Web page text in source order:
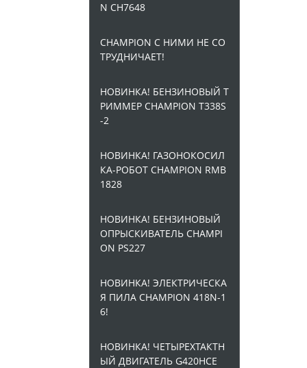
N CH7648
CHAMPION С НИМИ НЕ СО
ТРУДНИЧАЕТ!
НОВИНКА! БЕНЗИНОВЫЙ Т
РИММЕР CHAMPION T338S
-2
НОВИНКА! ГАЗОНОКОСИЛ
КА-РОБОТ CHAMPION RMB
1828
НОВИНКА! БЕНЗИНОВЫЙ
ОПРЫСКИВАТЕЛЬ CHAMPI
ON PS227
НОВИНКА! ЭЛЕКТРИЧЕСКА
Я ПИЛА CHAMPION 418N-1
6!
НОВИНКА! ЧЕТЫРЕХТАКТН
ЫЙ ДВИГАТЕЛЬ G420HCE